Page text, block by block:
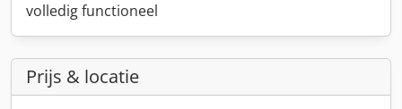
volledig functioneel
Prijs & locatie